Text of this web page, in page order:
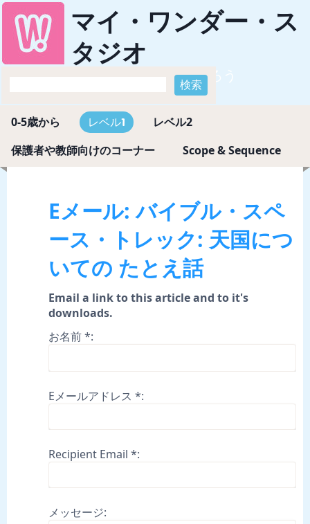
マイ・ワンダー・ス
タジオ
神様のすばらしさを知ろう
0-5歳から レベル1
レベル2
保護者や教師向けのコーナー
Scope & Sequence
Eメール: バイブル・スペ
ース・トレック: 天国につ
いての たとえ話
Email a link to this article and to it's
downloads.
お名前 *:
Eメールアドレス *:
Recipient Email *:
メッセージ: